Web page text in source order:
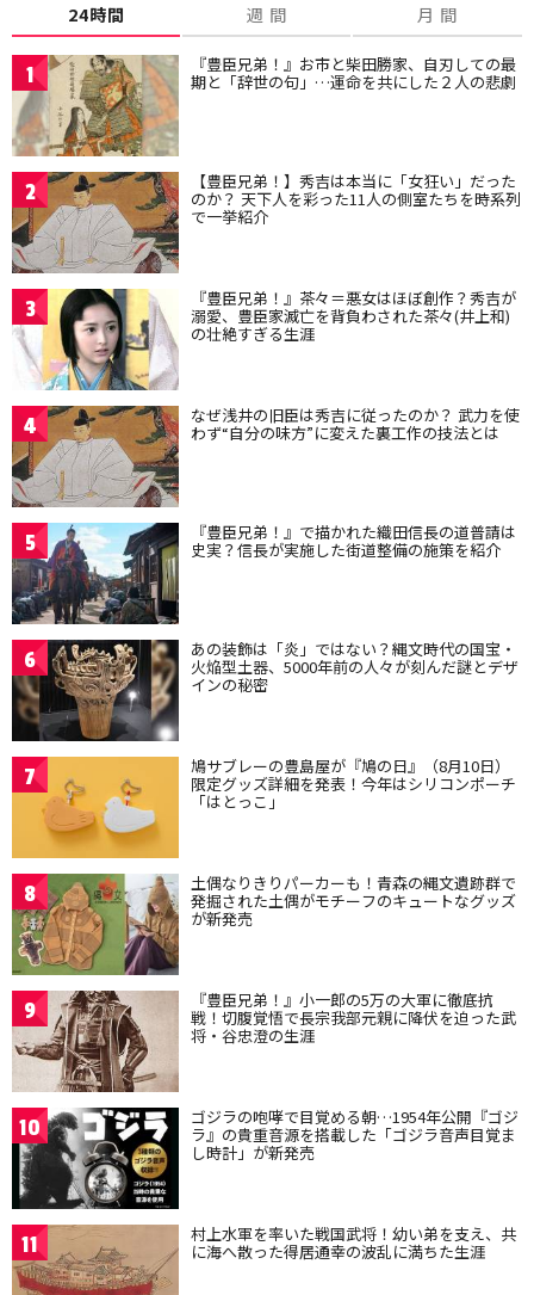
24時間 週 間 月 間
1 『豊臣兄弟！』お市と柴田勝家、自刃しての最
期と「辞世の句」…運命を共にした２人の悲劇
2 【豊臣兄弟！】秀吉は本当に「女狂い」だった
のか？ 天下人を彩った11人の側室たちを時系列
で一挙紹介
3 『豊臣兄弟！』茶々＝悪女はほぼ創作？秀吉が
溺愛、豊臣家滅亡を背負わされた茶々(井上和)
の壮絶すぎる生涯
4 なぜ浅井の旧臣は秀吉に従ったのか？ 武力を使
わず“自分の味方”に変えた裏工作の技法とは
5 『豊臣兄弟！』で描かれた織田信長の道普請は
史実？信長が実施した街道整備の施策を紹介
6 あの装飾は「炎」ではない？縄文時代の国宝・
火焔型土器、5000年前の人々が刻んだ謎とデザ
インの秘密
7 鳩サブレーの豊島屋が『鳩の日』（8月10日）
限定グッズ詳細を発表！今年はシリコンポーチ
「はとっこ」
8 土偶なりきりパーカーも！青森の縄文遺跡群で
発掘された土偶がモチーフのキュートなグッズ
が新発売
9 『豊臣兄弟！』小一郎の5万の大軍に徹底抗
戦！切腹覚悟で長宗我部元親に降伏を迫った武
将・谷忠澄の生涯
10 ゴジラの咆哮で目覚める朝…1954年公開『ゴジ
ラ』の貴重音源を搭載した「ゴジラ音声目覚ま
し時計」が新発売
11 村上水軍を率いた戦国武将！幼い弟を支え、共
に海へ散った得居通幸の波乱に満ちた生涯